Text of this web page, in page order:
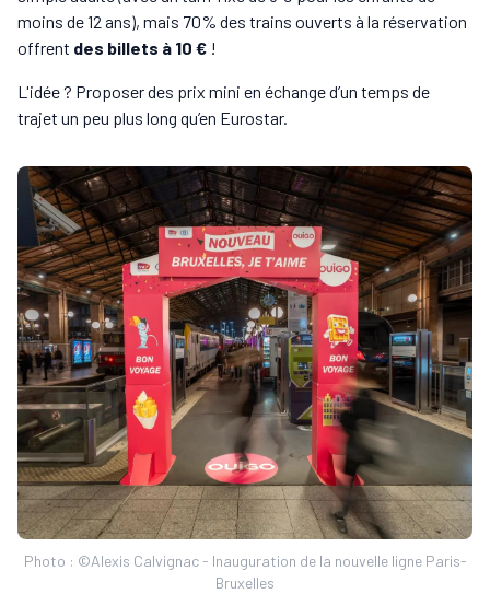
moins de 12 ans), mais 70% des trains ouverts à la réservation
offrent des billets à 10 € !
L'idée ? Proposer des prix mini en échange d’un temps de
trajet un peu plus long qu’en Eurostar.
Photo : ©Alexis Calvignac - Inauguration de la nouvelle ligne Paris-
Bruxelles